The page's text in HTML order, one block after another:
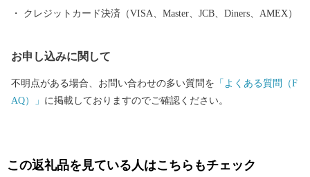
クレジットカード決済（VISA、Master、JCB、Diners、AMEX）
お申し込みに関して
不明点がある場合、お問い合わせの多い質問を 「よくある質問（F
AQ）」 に掲載しておりますのでご確認ください。
この返礼品を見ている人はこちらもチェック